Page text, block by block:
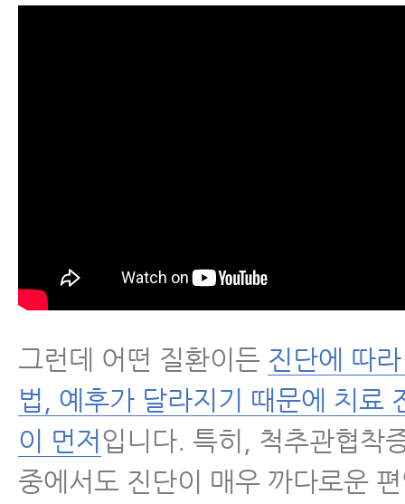
그런데 어떤 질환이든 진단에 따
법, 예후가 달라지기 때문에 치료
이 먼저 입니다. 특히, 척추관협착
중에서도 진단이 매우 까다로운